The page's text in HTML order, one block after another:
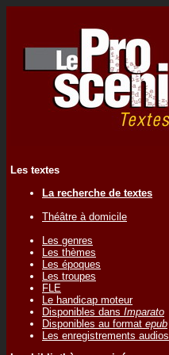
Les textes
La recherche de textes
Théâtre à domicile
Les genres
Les thèmes
Les époques
Les troupes
FLE
Le handicap moteur
Disponibles dans Imparato
Disponibles au format epub
Les enregistrements audios